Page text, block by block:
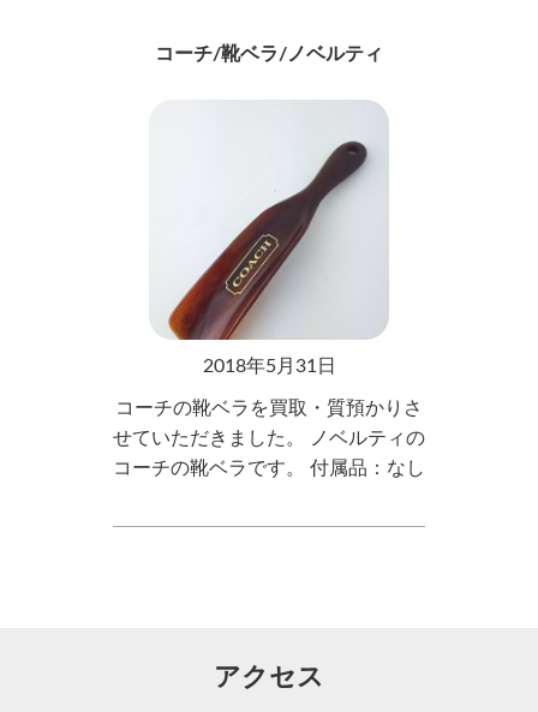
コーチ/靴ベラ/ノベルティ
2018年5月31日
コーチの靴ベラを買取・質預かりさ
せていただきました。 ノベルティの
コーチの靴ベラです。 付属品：なし
アクセス